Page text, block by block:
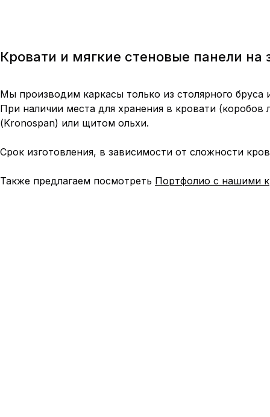
Мы производим каркасы только из столярного бруса
При наличии места для хранения в кровати
(Kronospan) или щитом ольхи.
Срок изготовления, в зависимости от сложности
Также предлагаем посмотреть Портфолио с нашими
Кровати и мягкие стеновые панели на